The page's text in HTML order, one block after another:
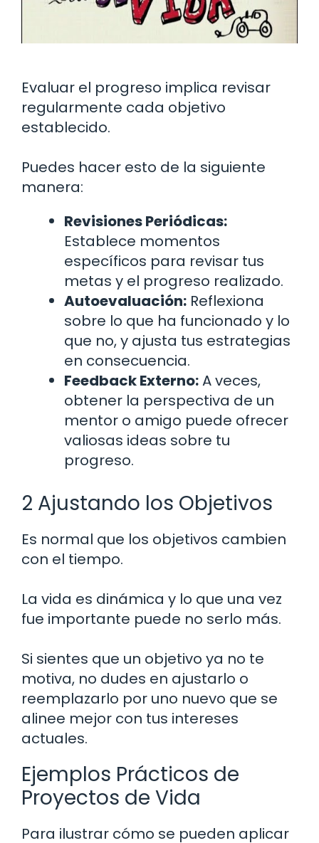
Evaluar el progreso implica revisar
regularmente cada objetivo
establecido.
Puedes hacer esto de la siguiente
manera:
Revisiones Periódicas:
Establece momentos
específicos para revisar tus
metas y el progreso realizado.
Autoevaluación: Reflexiona
sobre lo que ha funcionado y lo
que no, y ajusta tus estrategias
en consecuencia.
Feedback Externo:A veces,
obtener la perspectiva de un
mentor o amigo puede ofrecer
valiosas ideas sobre tu
progreso.
2 Ajustando los Objetivos
Es normal que los objetivos cambien
con el tiempo.
La vida es dinámica y lo que una vez
fue importante puede no serlo más.
Si sientes que un objetivo ya no te
motiva, no dudes en ajustarlo o
reemplazarlo por uno nuevo que se
alinee mejor con tus intereses
actuales.
Ejemplos Prácticos de
Proyectos de Vida
Para ilustrar cómo se pueden aplicar